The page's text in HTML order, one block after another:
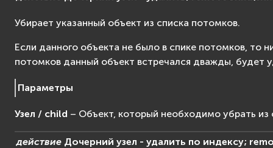
Убирает указанный объект из списка потомков.
Если данного объекта не было в спике потомков, то
потомков данный объект встречался дважды, будет
Параметры
Узел / child – Объект, который необходимо убрать из
действие Дочерний узел - удалить по индексу;